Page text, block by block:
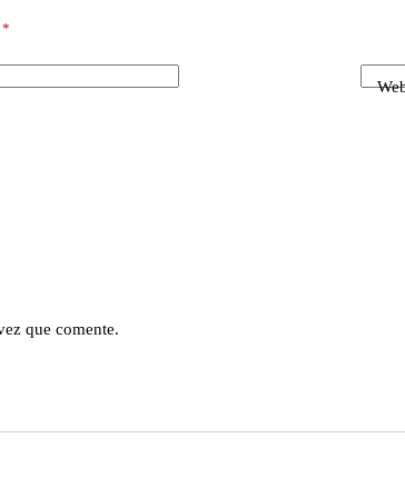
*
que comente.